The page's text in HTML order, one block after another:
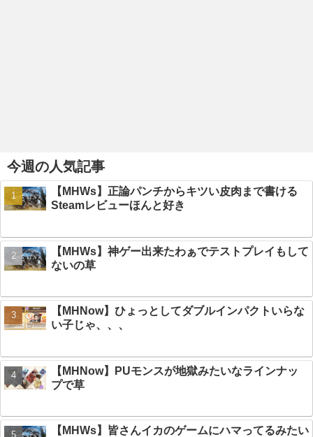
今週の人気記事
【MHWs】正論パンチからキツい皮肉まで書ける
Steamレビューほんと好き
【MHWs】神ゲー出来たわぁでテストプレイもして
ないの草
【MHNow】ひょっとしてダブルインパクトいらな
い子じゃ、、、
【MHNow】PUモンスが地獄みたいなラインナッ
プで草
【MHWs】皆さんイカのゲームにハマってるみたい